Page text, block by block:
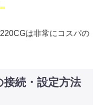
は非常にコスパの
接続・設定方法